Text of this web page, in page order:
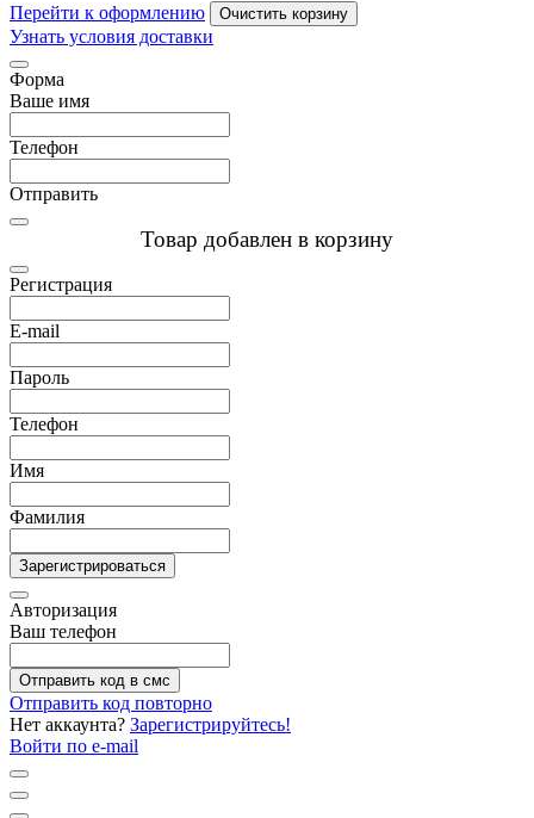
Перейти к оформлению Очистить корзину
Узнать условия доставки
Форма
Ваше имя
Телефон
Отправить
Товар добавлен в корзину
Регистрация
E-mail
Пароль
Телефон
Имя
Фамилия
Зарегистрироваться
Авторизация
Ваш телефон
Отправить код в смс
Отправить код повторно
Нет аккаунта? Зарегистрируйтесь!
Войти по e-mail